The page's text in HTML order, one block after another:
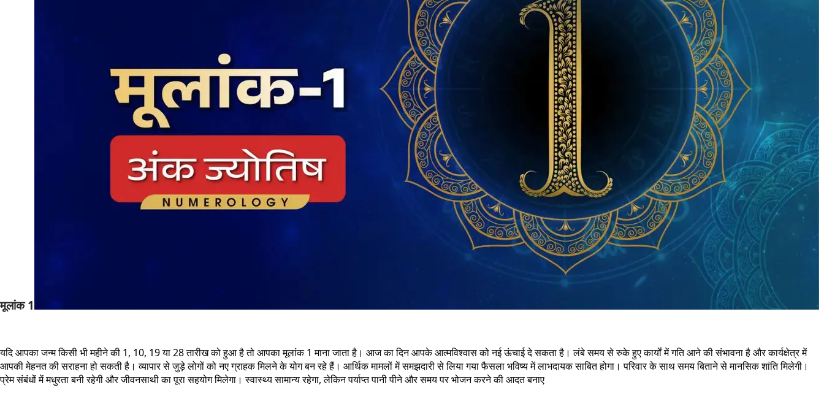
मूलांक 1
यदि आपका जन्म किसी भी महीने की 1, 10, 19 या 28 तारीख को हुआ है तो आपका मूलांक 1 माना जाता है। आज का दिन आपके आत्मविश्वास को नई ऊंचाई दे सकता है। लंबे समय से रुके हुए कार्यों में गति आने की संभावना है और कार्यक्षेत्र में
आपकी मेहनत की सराहना हो सकती है। व्यापार से जुड़े लोगों को नए ग्राहक मिलने के योग बन रहे हैं। आर्थिक मामलों में समझदारी से लिया गया फैसला भविष्य में लाभदायक साबित होगा। परिवार के साथ समय बिताने से मानसिक शांति मिलेगी।
प्रेम संबंधों में मधुरता बनी रहेगी और जीवनसाथी का पूरा सहयोग मिलेगा। स्वास्थ्य सामान्य रहेगा, लेकिन पर्याप्त पानी पीने और समय पर भोजन करने की आदत बनाए